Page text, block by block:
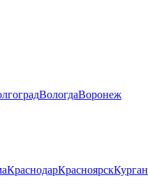
ВологдаВоронеж
КраснодарКрасноярскКурган